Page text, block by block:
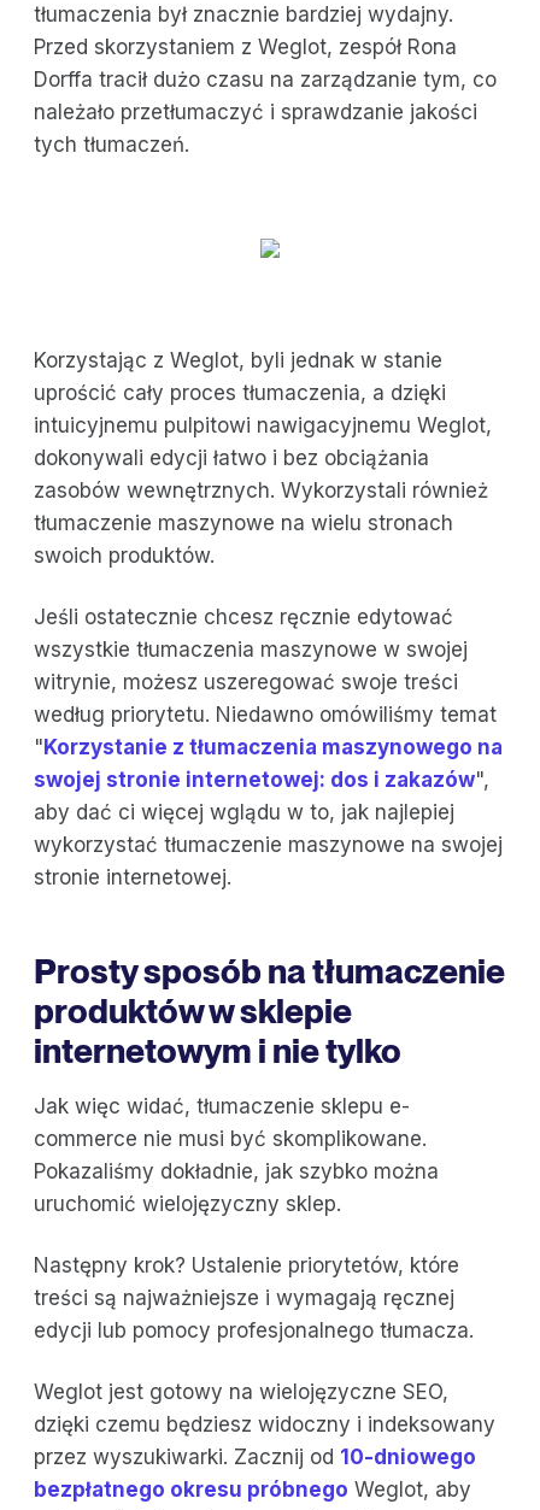
tłumaczenia był znacznie bardziej wydajny.
Przed skorzystaniem z Weglot, zespół Rona
Dorffa tracił dużo czasu na zarządzanie tym, co
należało przetłumaczyć i sprawdzanie jakości
tych tłumaczeń.
Korzystając z Weglot, byli jednak w stanie
uprościć cały proces tłumaczenia, a dzięki
intuicyjnemu pulpitowi nawigacyjnemu Weglot,
dokonywali edycji łatwo i bez obciążania
zasobów wewnętrznych. Wykorzystali również
tłumaczenie maszynowe na wielu stronach
swoich produktów.
Jeśli ostatecznie chcesz ręcznie edytować
wszystkie tłumaczenia maszynowe w swojej
witrynie, możesz uszeregować swoje treści
według priorytetu. Niedawno omówiliśmy temat
"Korzystanie z tłumaczenia maszynowego na
swojej stronie internetowej: dos i zakazów",
aby dać ci więcej wglądu w to, jak najlepiej
wykorzystać tłumaczenie maszynowe na swojej
stronie internetowej.
Prosty sposób na tłumaczenie
produktów w sklepie
internetowym i nie tylko
Jak więc widać, tłumaczenie sklepu e-
commerce nie musi być skomplikowane.
Pokazaliśmy dokładnie, jak szybko można
uruchomić wielojęzyczny sklep.
Następny krok? Ustalenie priorytetów, które
treści są najważniejsze i wymagają ręcznej
edycji lub pomocy profesjonalnego tłumacza.
Weglot jest gotowy na wielojęzyczne SEO,
dzięki czemu będziesz widoczny i indeksowany
przez wyszukiwarki. Zacznij od 10-dniowego
bezpłatnego okresu próbnego Weglot, aby